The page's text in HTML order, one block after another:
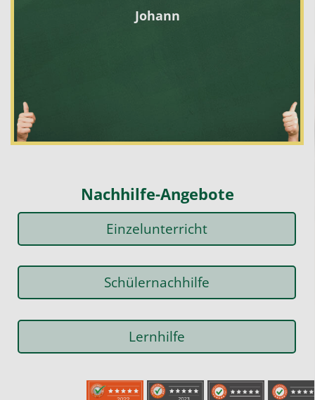
Johann
Nachhilfe-Angebote
Einzelunterricht
Schülernachhilfe
Lernhilfe